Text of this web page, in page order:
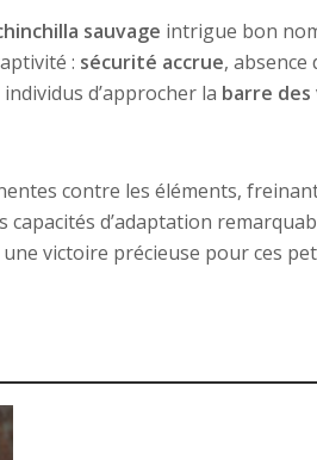
sauvage intrigue bon
: sécurité accrue, absence
d’approcher la barre
contre les éléments,
capacités d’adaptation
victoire précieuse pour ces